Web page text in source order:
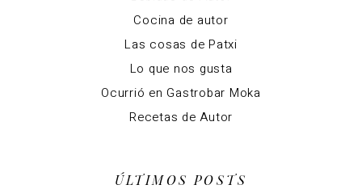
Cocina de autor
Las cosas de Patxi
Lo que nos gusta
Ocurrió en Gastrobar Moka
Recetas de Autor
ÚLTIMOS POSTS